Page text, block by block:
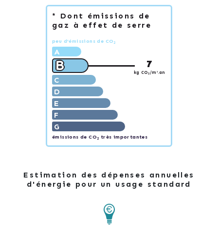
* Dont émissions de
gaz à effet de serre
peu d'émissions de CO 2
A
B 7
kg CO2 /m².an
C
D
E
F
G
émissions de CO2 très importantes
Estimation des dépenses annuelles
d'énergie pour un usage standard